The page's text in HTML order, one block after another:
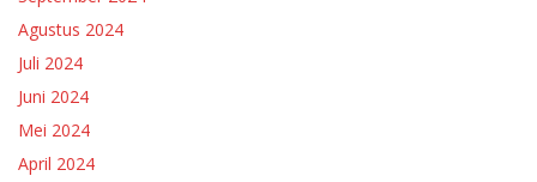
Agustus 2024
Juli 2024
Juni 2024
Mei 2024
April 2024